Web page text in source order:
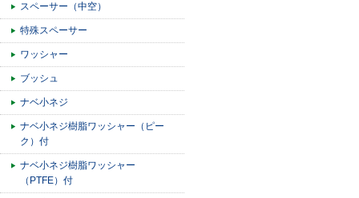
スペーサー（中空）
特殊スペーサー
ワッシャー
ブッシュ
ナベ小ネジ
ナベ小ネジ樹脂ワッシャー（ピー
ク）付
ナベ小ネジ樹脂ワッシャー
（PTFE）付